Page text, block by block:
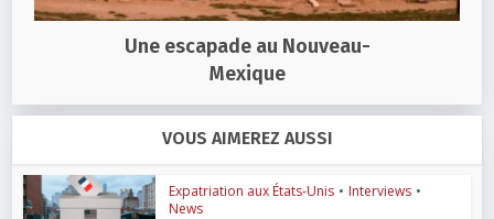
Une escapade au Nouveau-
Mexique
VOUS AIMEREZ AUSSI
Expatriation aux États-Unis • Interviews •
News